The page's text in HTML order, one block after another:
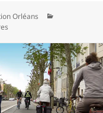
Orléans